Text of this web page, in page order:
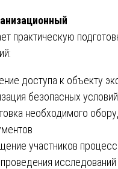
практическую
доступа к объекту
безопасных
необходимого
участников
исследований